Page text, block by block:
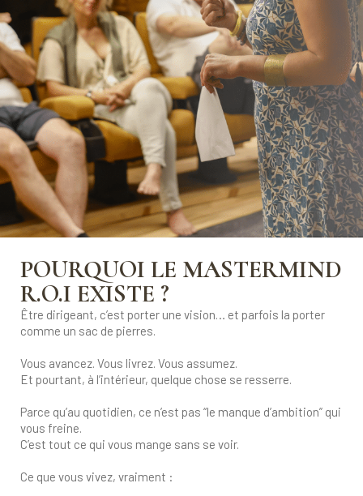
POURQUOI LE MASTERMIND
R.O.I EXISTE ?
Être dirigeant, c’est porter une vision… et parfois la porter
comme un sac de pierres.
Vous avancez. Vous livrez. Vous assumez.
Et pourtant, à l’intérieur, quelque chose se resserre.
Parce qu’au quotidien, ce n’est pas “le manque d’ambition” qui
vous freine.
C’est tout ce qui vous mange sans se voir.
Ce que vous vivez, vraiment :